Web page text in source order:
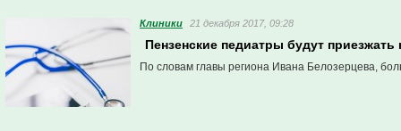
Клиники 21 декабря 2017, 09:28
Пензенские педиатры будут
По словам главы региона Ивана Белозерцева,